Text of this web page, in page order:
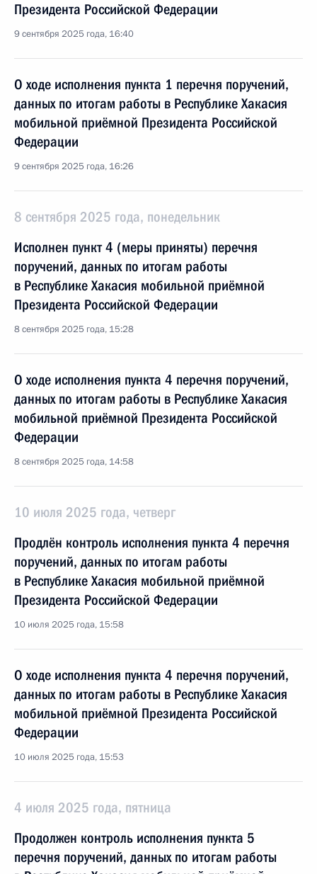
Президента Российской Федерации
9 сентября 2025 года, 16:40
О ходе исполнения пункта 1 перечня поручений,
данных по итогам работы в Республике Хакасия
мобильной приёмной Президента Российской
Федерации
9 сентября 2025 года, 16:26
8 сентября 2025 года, понедельник
Исполнен пункт 4 (меры приняты) перечня
поручений, данных по итогам работы
в Республике Хакасия мобильной приёмной
Президента Российской Федерации
8 сентября 2025 года, 15:28
О ходе исполнения пункта 4 перечня поручений,
данных по итогам работы в Республике Хакасия
мобильной приёмной Президента Российской
Федерации
8 сентября 2025 года, 14:58
10 июля 2025 года, четверг
Продлён контроль исполнения пункта 4 перечня
поручений, данных по итогам работы
в Республике Хакасия мобильной приёмной
Президента Российской Федерации
10 июля 2025 года, 15:58
О ходе исполнения пункта 4 перечня поручений,
данных по итогам работы в Республике Хакасия
мобильной приёмной Президента Российской
Федерации
10 июля 2025 года, 15:53
4 июля 2025 года, пятница
Продолжен контроль исполнения пункта 5
перечня поручений, данных по итогам работы